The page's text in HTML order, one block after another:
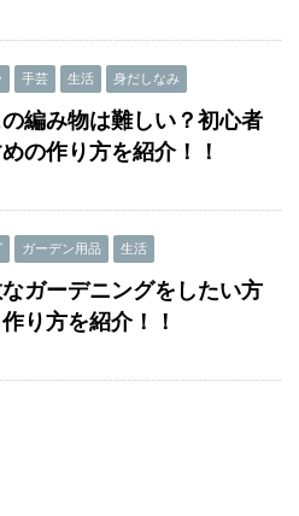
手芸 生活 身だしなみ
編み物は難しい？初心者
の作り方を紹介！！
ガーデン用品 生活
ガーデニングをしたい方
り方を紹介！！